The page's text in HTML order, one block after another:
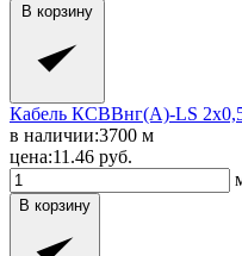
В корзину
Кабель КСВВнг(A)-LS
в наличии:3700 м
цена:11.46 руб.
В корзину